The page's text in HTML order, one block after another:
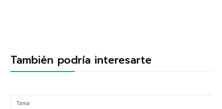
También podría interesarte
Tama